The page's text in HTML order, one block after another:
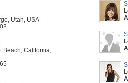
Utah, USA
Beach, California,